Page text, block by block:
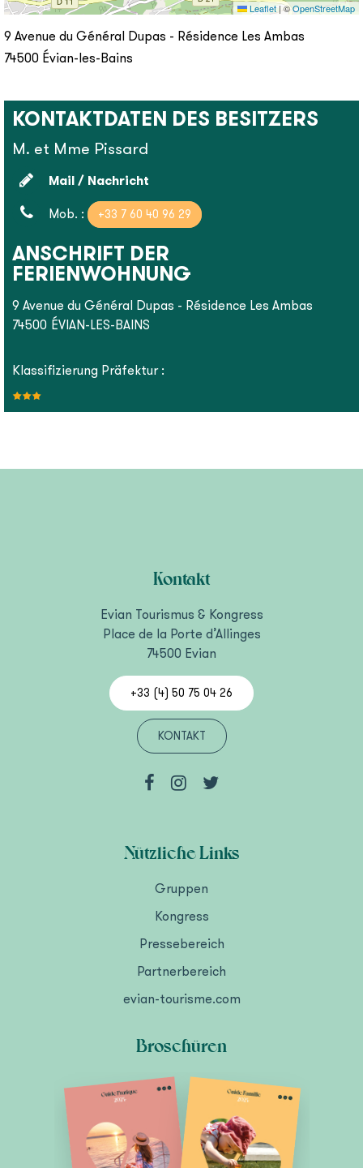
Leaflet|©OpenStreetMap
9 Avenue du Général Dupas - Résidence Les Ambas
74500 Évian-les-Bains
KONTAKTDATEN DES BESITZERS
M. et Mme Pissard
Mail / Nachricht
Mob. :
+33 7 60 40 96 29
ANSCHRIFT DER
FERIENWOHNUNG
9 Avenue du Général Dupas - Résidence Les Ambas
74500 ÉVIAN-LES-BAINS
Klassifizierung Präfektur :
Kontakt
Evian Tourismus & Kongress
Place de la Porte d’Allinges
74500 Evian
+33 (4) 50 75 04 26
KONTAKT
Nützliche Links
Gruppen
Kongress
Pressebereich
Partnerbereich
evian-tourisme.com
Broschüren